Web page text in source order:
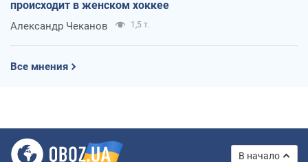
происходит в женском хоккее
Александр Чеканов 1,5 т.
Все мнения
В начало